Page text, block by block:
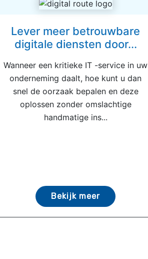
Lever meer betrouwbare
digitale diensten door...
Wanneer een kritieke IT -service in uw
onderneming daalt, hoe kunt u dan
snel de oorzaak bepalen en deze
oplossen zonder omslachtige
handmatige ins...
Bekijk meer